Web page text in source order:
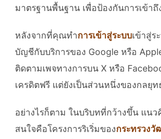
มาตรฐานพื้นฐาน เพื่อป้องกันการเข้า
หลังจากที่คุณทำการเข้าสู่ระบบเข้าสู่
บัญชีกับบริการของ Google หรือ
ติดตามเพจทางการบน X หรือ
เครดิตฟรี แต่ยังเป็นส่วนหนึ่งของกลยุ
อย่างไรก็ตาม ในบริบทที่กว้างขึ้น แนว
สนใจคือโครงการริเริ่มของกระทรวง